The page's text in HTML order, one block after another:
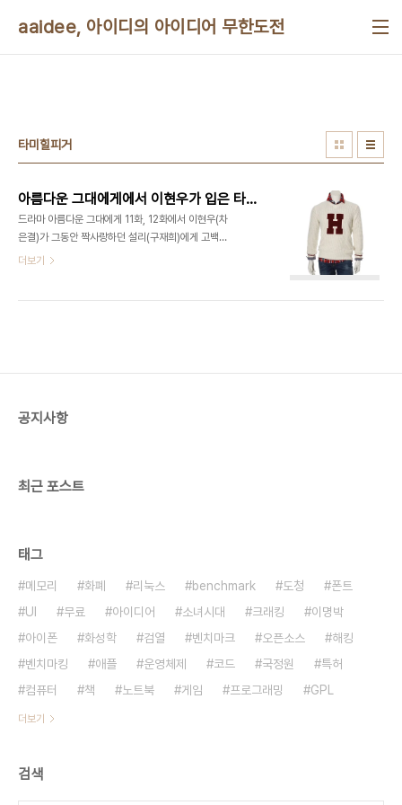
aaidee, 아이디의 아이디어 무한도전
타미힐피거
아름다운 그대에게에서 이현우가 입은 타미힐피거 니트
드라마 아름다운 그대에게 11화, 12화에서 이현우(차
은결)가 그동안 짝사랑하던 설리(구재희)에게 고백했
다가 거절당하는 씬에서 입은 옷이다. 이어서 이현우
http://blog.naver.com/PostView.nhn?
더보기
공지사항
최근 포스트
태그
메모리 화폐 리눅스 benchmark 도청
폰트
UI
무료 아이디어 소녀시대 크래킹
이명박
아이폰
화성학 검열 벤치마크 오픈소스
해킹
벤치마킹
애플 운영체제 코드 국정원
특허
컴퓨터
책 노트북 게임 프로그래밍 GPL
더보기
검색